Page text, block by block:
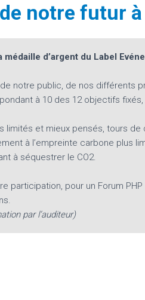
de notre futur
d’argent du Label
notre public, de nos différents
à 10 des 12 objectifs
limités et mieux pensés, tours
à l’empreinte carbone plus
à séquestrer le CO2.
pour un Forum
par l’auditeur)